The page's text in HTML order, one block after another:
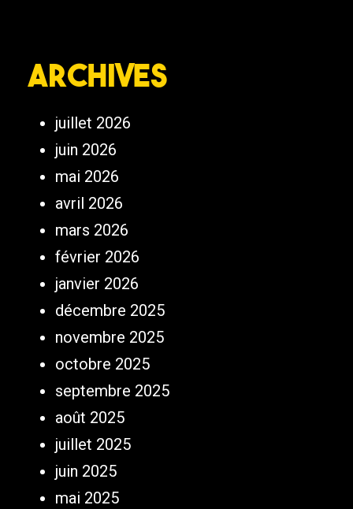
Archives
juillet 2026
juin 2026
mai 2026
avril 2026
mars 2026
février 2026
janvier 2026
décembre 2025
novembre 2025
octobre 2025
septembre 2025
août 2025
juillet 2025
juin 2025
mai 2025